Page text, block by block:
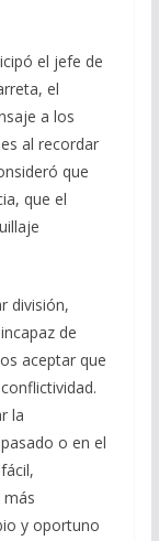
el jefe de
el
a los
al recordar
que
que el
división,
de
aceptar que
la
o en el
y oportuno